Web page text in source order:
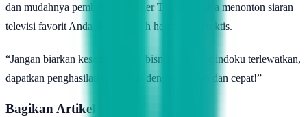
dan mudahnya pembelian voucher TV, Anda bisa menonton siaran
televisi favorit Anda dengan lebih hemat dan praktis.
“Jangan biarkan kesempatan berbisnis pulsa Topindoku terlewatkan,
dapatkan penghasilan tambahan dengan mudah dan cepat!”
Bagikan Artikel